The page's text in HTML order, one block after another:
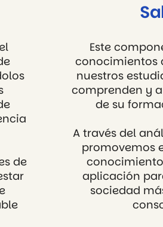
de
Este
conocimientos
nuestros
comprenden y
de su
A través del
promovemos
aplicación
sociedad